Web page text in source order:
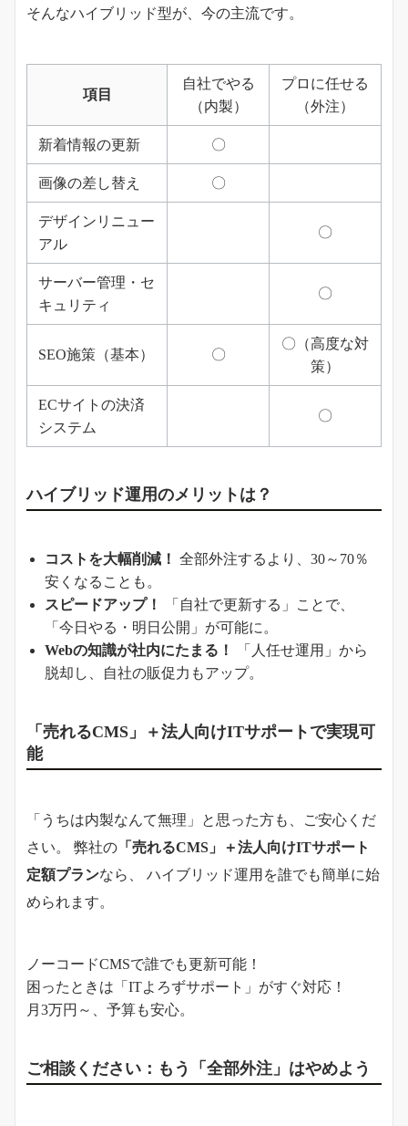
そんなハイブリッド型が、今の主流です。
項目
自社でやる
（内製）
プロに任せる
（外注）
新着情報の更新 〇
画像の差し替え 〇
デザインリニュー
アル
〇
サーバー管理・セ
キュリティ
〇
SEO施策（基本） 〇
〇（高度な対
策）
ECサイトの決済
システム
〇
ハイブリッド運用のメリットは？
コストを大幅削減！ 全部外注するより、30～70％
安くなることも。
スピードアップ！
「自社で更新する」ことで、
「今日やる・明日公開」が可能に。
Webの知識が社内にたまる！
「人任せ運用」から
脱却し、自社の販促力もアップ。
「売れるCMS」＋法人向けITサポートで実現可
能
「うちは内製なんて無理」と思った方も、ご安心くだ
さい。 弊社の 「売れるCMS」＋法人向けITサポート
定額プランなら、 ハイブリッド運用を誰でも簡単に始
められます。
ノーコードCMSで誰でも更新可能！
困ったときは「ITよろずサポート」がすぐ対応！
月3万円～、予算も安心。
ご相談ください：もう「全部外注」はやめよう